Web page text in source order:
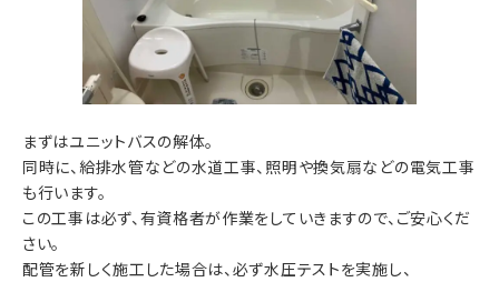
まずはユニットバスの解体。
同時に、給排水管などの水道工事、照明や換気扇などの電気工事
も行います。
この工事は必ず、有資格者が作業をしていきますので、ご安心くだ
さい。
配管を新しく施工した場合は、必ず水圧テストを実施し、